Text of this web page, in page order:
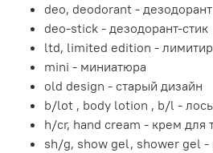
deo, deodorant - дезодорант
deo-stick - дезодорант-стик
ltd, limited edition -
mini - миниатюра
old design - старый дизайн
b/lot , body lotion , b/l -
h/cr, hand cream - крем для
sh/g, show gel, shower gel -